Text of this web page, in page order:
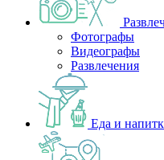
Фотографы
Видеографы
Развлечения
Еда и